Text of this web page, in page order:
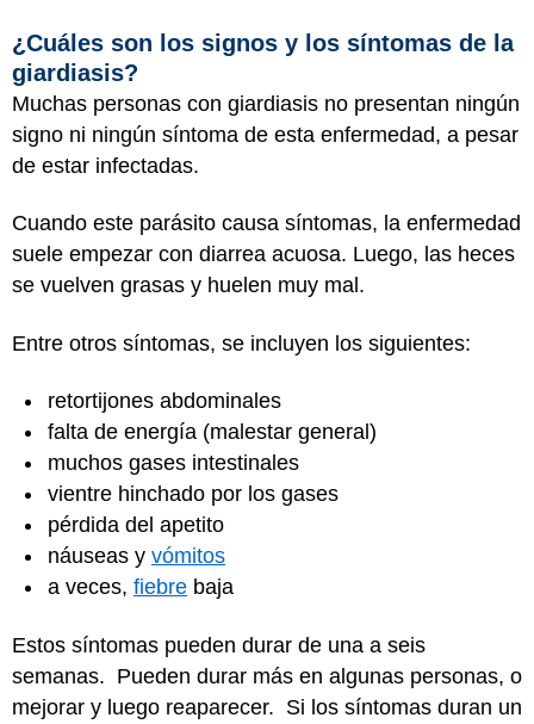
¿Cuáles son los signos y los síntomas de la
giardiasis?
Muchas personas con giardiasis no presentan ningún
signo ni ningún síntoma de esta enfermedad, a pesar
de estar infectadas.
Cuando este parásito causa síntomas, la enfermedad
suele empezar con diarrea acuosa. Luego, las heces
se vuelven grasas y huelen muy mal.
Entre otros síntomas, se incluyen los siguientes:
retortijones abdominales
falta de energía (malestar general)
muchos gases intestinales
vientre hinchado por los gases
pérdida del apetito
náuseas y vómitos
a veces, fiebre baja
Estos síntomas pueden durar de una a seis
semanas. Pueden durar más en algunas personas, o
mejorar y luego reaparecer. Si los síntomas duran un